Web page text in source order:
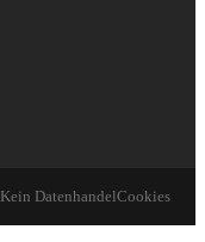
Kein DatenhandelCookies